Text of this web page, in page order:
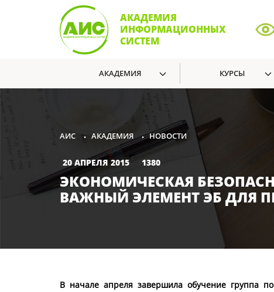
АКАДЕМИЯ
ИНФОРМАЦИОННЫХ
СИСТЕМ
АКАДЕМИЯ КУРСЫ
АИС • АКАДЕМИЯ • НОВОСТИ
20 АПРЕЛЯ 2015 1380
ЭКОНОМИЧЕСКАЯ
ВАЖНЫЙ ЭЛЕМЕНТ ЭБ ДЛЯ
В начале апреля завершила обучение группа